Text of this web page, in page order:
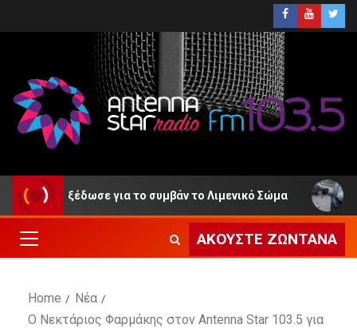
εξέδωσε για το συμβάν το Λιμενικό Σώμα ΕΛ.ΑΣ.
ΑΚΟΎΣΤΕ ΖΩΝΤΑΝΆ
Home
Νέα
Ο Νεκτάριος Φαρμάκης στον Antenna Star 103.5 για